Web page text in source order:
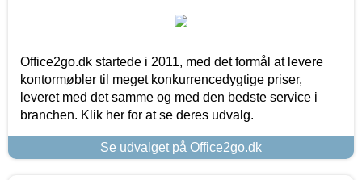
Office2go.dk startede i 2011, med det formål at levere
kontormøbler til meget konkurrencedygtige priser,
leveret med det samme og med den bedste service i
branchen. Klik her for at se deres udvalg.
Se udvalget på Office2go.dk